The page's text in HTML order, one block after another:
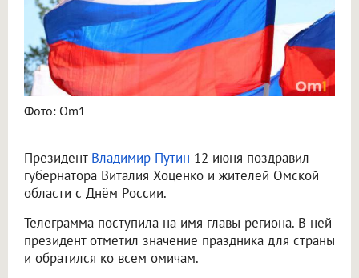
Фото: Om1
Президент Владимир Путин 12 июня поздравил
губернатора Виталия Хоценко и жителей Омской
области с Днём России.
Телеграмма поступила на имя главы региона. В ней
президент отметил значение праздника для страны
и обратился ко всем омичам.